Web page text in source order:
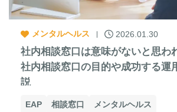
メンタルヘルス 2026.01.30
社内相談窓口は意味がないと思わ
社内相談窓口の目的や成功する運
説
EAP 相談窓口 メンタルヘルス